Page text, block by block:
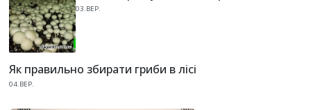
03.ВЕР.
Як правильно збирати гриби в лісі
04.ВЕР.